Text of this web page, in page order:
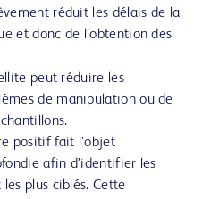
réduit les délais de la
et donc de l’obtention des
peut réduire les
de manipulation ou de
positif fait l’objet
afin d’identifier les
plus ciblés. Cette